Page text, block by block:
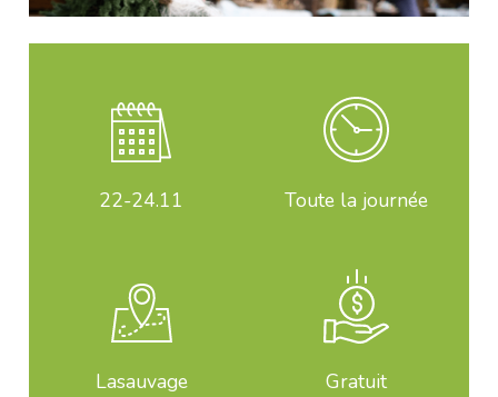
22-24.11 Toute la journée
Lasauvage Gratuit